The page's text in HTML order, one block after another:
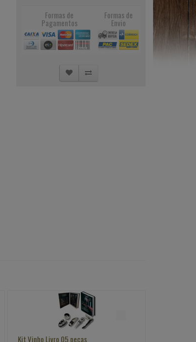
Formas de
Pagamentos
Formas de
Envio
Kit Vinho Livro 05 peças